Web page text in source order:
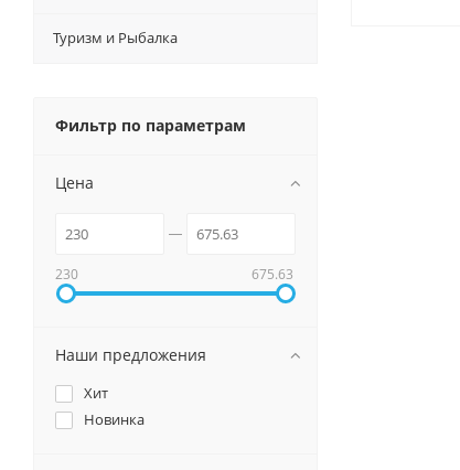
Туризм и Рыбалка
Фильтр по параметрам
Цена
230 675.63
Наши предложения
Хит
Новинка